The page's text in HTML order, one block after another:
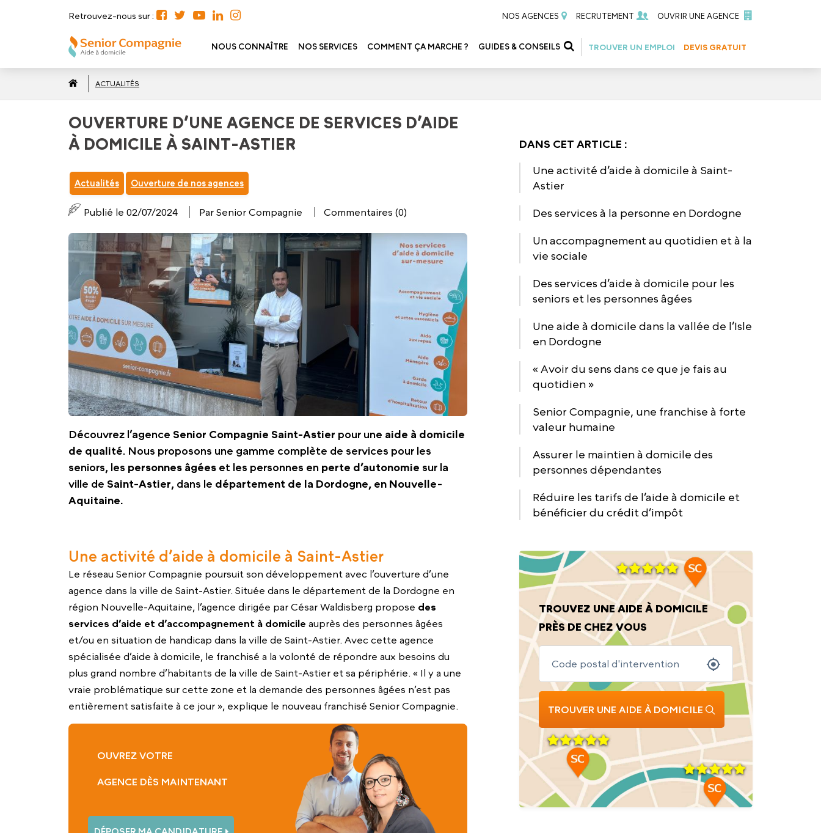
Retrouvez-nous sur : NOS AGENCES RECRUTEMENT OUVRIR UNE AGENCE
NOUS CONNAÎTRE NOS SERVICES COMMENT ÇA MARCHE ? GUIDES & CONSEILS TROUVER UN EMPLOI DEVIS GRATUIT
ACTUALITÉS
OUVERTURE D’UNE AGENCE DE SERVICES D’AIDE
À DOMICILE À SAINT-ASTIER
Actualités Ouverture de nos agences
Publié le 02/07/2024 Par Senior Compagnie Commentaires (0)
Découvrez l’agence Senior Compagnie Saint-Astier pour une aide à domicile
de qualité. Nous proposons une gamme complète de services pour les
seniors, les personnes âgées et les personnes en perte d’autonomie sur la
ville de Saint-Astier, dans le département de la Dordogne, en Nouvelle-
Aquitaine.
Une activité d’aide à domicile à Saint-Astier
Le réseau Senior Compagnie poursuit son développement avec l’ouverture d’une
agence dans la ville de Saint-Astier. Située dans le département de la Dordogne en
région Nouvelle-Aquitaine, l’agence dirigée par César Waldisberg propose des
services d’aide et d’accompagnement à domicile auprès des personnes âgées
et/ou en situation de handicap dans la ville de Saint-Astier. Avec cette agence
spécialisée d’aide à domicile, le franchisé a la volonté de répondre aux besoins du
plus grand nombre d’habitants de la ville de Saint-Astier et sa périphérie. « Il y a une
vraie problématique sur cette zone et la demande des personnes âgées n’est pas
entièrement satisfaite à ce jour », explique le nouveau franchisé Senior Compagnie.
OUVREZ VOTRE
AGENCE DÈS MAINTENANT
DANS CET ARTICLE :
Une activité d’aide à domicile à Saint-
Astier
Des services à la personne en Dordogne
Un accompagnement au quotidien et à la
vie sociale
Des services d’aide à domicile pour les
seniors et les personnes âgées
Une aide à domicile dans la vallée de l’Isle
en Dordogne
« Avoir du sens dans ce que je fais au
quotidien »
Senior Compagnie, une franchise à forte
valeur humaine
Assurer le maintien à domicile des
personnes dépendantes
Réduire les tarifs de l’aide à domicile et
bénéficier du crédit d’impôt
TROUVEZ UNE AIDE À DOMICILE
PRÈS DE CHEZ VOUS
TROUVER UNE AIDE À DOMICILE